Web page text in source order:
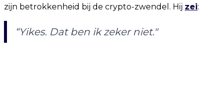
zijn betrokkenheid bij de crypto-zwendel. Hij zei:
“Yikes. Dat ben ik zeker niet."